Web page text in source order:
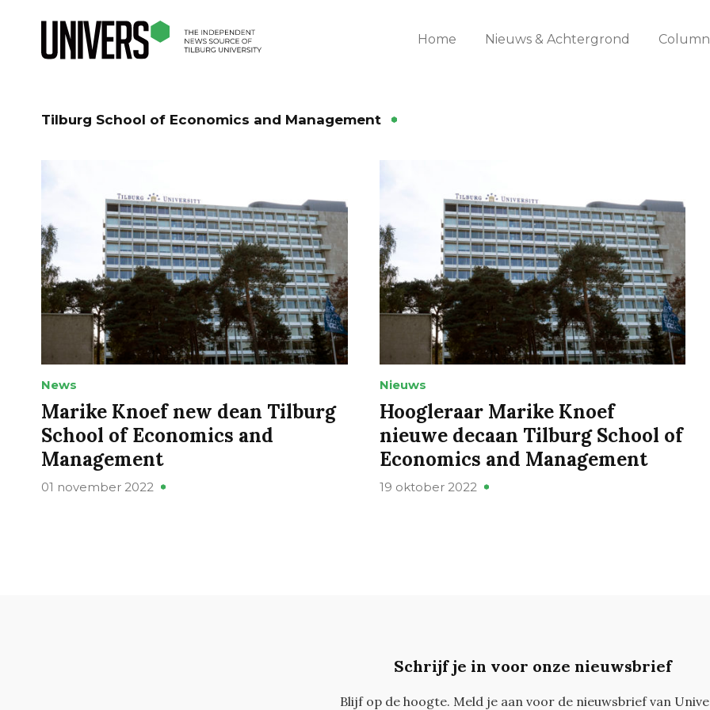
Home Nieuws & Achtergrond
Tilburg School of Economics and Management
News
Marike Knoef new dean Tilburg
School of Economics and
Management
01 november 2022
Nieuws
Hoogleraar Marike Knoef
nieuwe decaan Tilburg School of
Economics and Management
19 oktober 2022
Schrijf je in voor onze nieuwsbrief
Blijf op de hoogte. Meld je aan voor de nieuwsbrief van